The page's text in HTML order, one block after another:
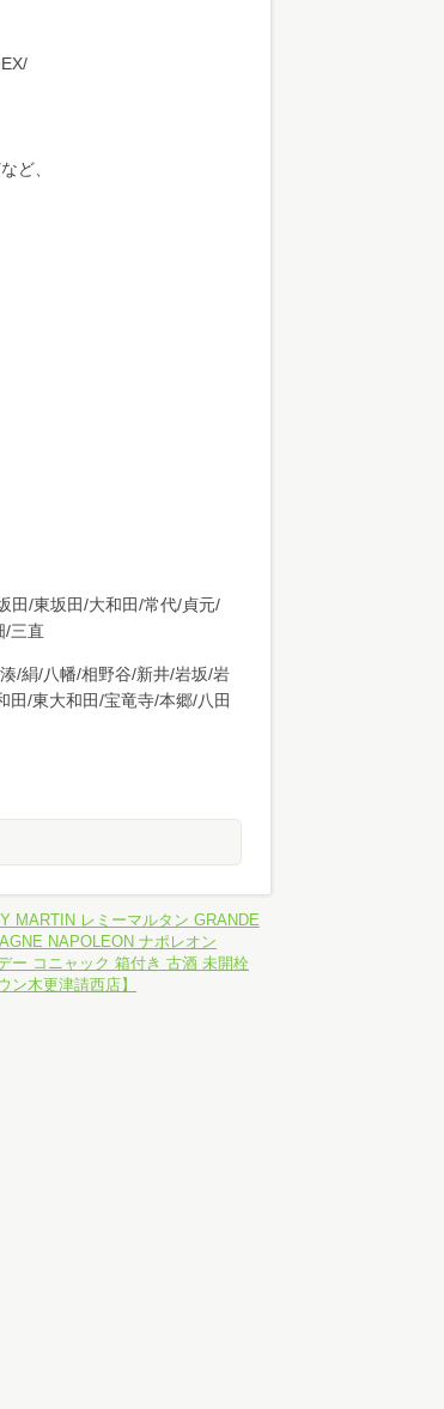
ど、
田/東坂田/大和田/常代/貞元/
/三直
/絹/八幡/相野谷/新井/岩坂/岩
/東大和田/宝竜寺/本郷/八田
MARTIN レミーマルタン GRANDE
NAPOLEON ナポレオン
ー コニャック 箱付き 古酒 未開栓
ン木更津請西店】